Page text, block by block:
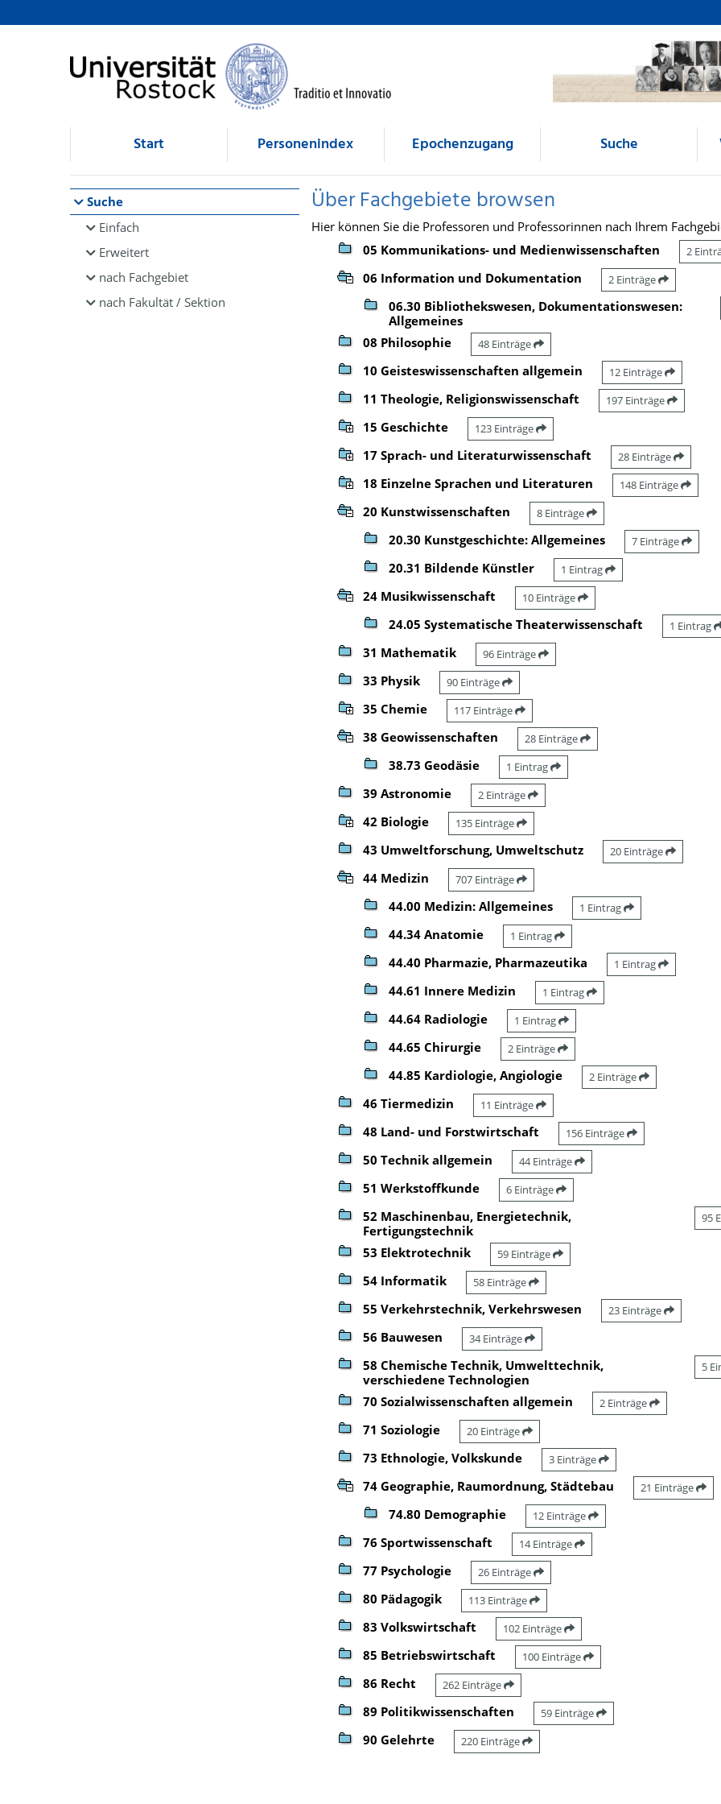
Browsen
direkt zum Inhalt
Start Personenindex Epochenzugang Suche
Suche
Einfach
Erweitert
nach Fachgebiet
nach Fakultät / Sektion
Über Fachgebiete browsen
Hier können Sie die Professoren und Professorinnen nach Ihrem
05 Kommunikations- und Medienwissenschaften
2
06 Information und Dokumentation 2 Einträge
06.30 Bibliothekswesen, Dokumentationswesen:
Allgemeines
08 Philosophie 48 Einträge
10 Geisteswissenschaften allgemein 12 Einträge
11 Theologie, Religionswissenschaft 197 Einträge
15 Geschichte 123 Einträge
17 Sprach- und Literaturwissenschaft 28 Einträge
18 Einzelne Sprachen und Literaturen 148 Einträge
20 Kunstwissenschaften 8 Einträge
20.30 Kunstgeschichte: Allgemeines 7 Einträge
20.31 Bildende Künstler 1 Eintrag
24 Musikwissenschaft 10 Einträge
24.05 Systematische Theaterwissenschaft 1 Eintrag
31 Mathematik 96 Einträge
33 Physik 90 Einträge
35 Chemie 117 Einträge
38 Geowissenschaften 28 Einträge
38.73 Geodäsie 1 Eintrag
39 Astronomie 2 Einträge
42 Biologie 135 Einträge
43 Umweltforschung, Umweltschutz 20 Einträge
44 Medizin 707 Einträge
44.00 Medizin: Allgemeines 1 Eintrag
44.34 Anatomie 1 Eintrag
44.40 Pharmazie, Pharmazeutika 1 Eintrag
44.61 Innere Medizin 1 Eintrag
44.64 Radiologie 1 Eintrag
44.65 Chirurgie 2 Einträge
44.85 Kardiologie, Angiologie 2 Einträge
46 Tiermedizin 11 Einträge
48 Land- und Forstwirtschaft 156 Einträge
50 Technik allgemein 44 Einträge
51 Werkstoffkunde 6 Einträge
52 Maschinenbau, Energietechnik,
Fertigungstechnik
95
53 Elektrotechnik 59 Einträge
54 Informatik 58 Einträge
55 Verkehrstechnik, Verkehrswesen 23 Einträge
56 Bauwesen 34 Einträge
58 Chemische Technik, Umwelttechnik,
verschiedene Technologien
5
70 Sozialwissenschaften allgemein 2 Einträge
71 Soziologie 20 Einträge
73 Ethnologie, Volkskunde 3 Einträge
74 Geographie, Raumordnung, Städtebau 21 Einträge
74.80 Demographie 12 Einträge
76 Sportwissenschaft 14 Einträge
77 Psychologie 26 Einträge
80 Pädagogik 113 Einträge
83 Volkswirtschaft 102 Einträge
85 Betriebswirtschaft 100 Einträge
86 Recht 262 Einträge
89 Politikwissenschaften 59 Einträge
90 Gelehrte 220 Einträge